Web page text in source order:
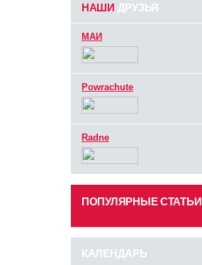
НАШИ ДРУЗЬЯ
МАИ
Powrachute
Radne
ПОПУЛЯРНЫЕ СТАТЬИ
------
КАЛЕНДАРЬ